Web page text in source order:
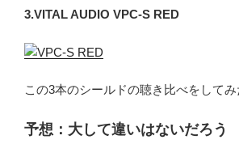
3.VITAL AUDIO VPC-S RED
この3本のシールドの聴き比べをしてみ
予想：大して違いはないだろう